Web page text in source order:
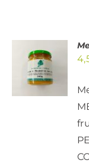
AL
CARRITO
/